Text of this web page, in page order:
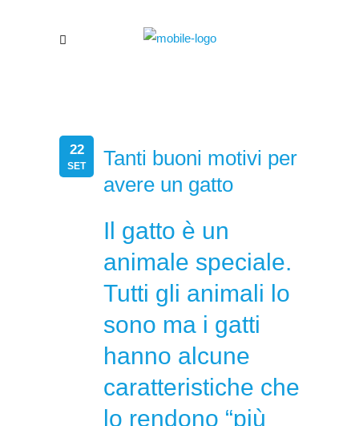
22
SET
Tanti buoni motivi per
avere un gatto
Il gatto è un
animale speciale.
Tutti gli animali lo
sono ma i gatti
hanno alcune
caratteristiche che
lo rendono “più